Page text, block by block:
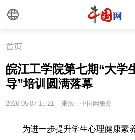
首页
皖江工学院第七期“大学
导”培训圆满落幕
2026-05-07 15:21 来源：中国网教育
为进一步提升学生心理健康素